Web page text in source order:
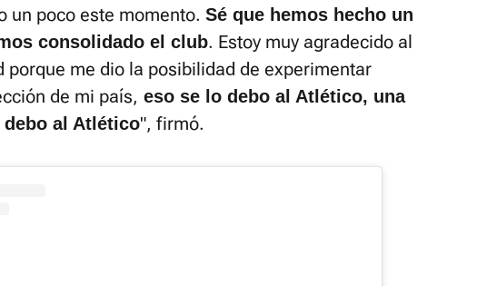
un poco este momento. Sé que hemos hecho un
consolidado el club. Estoy muy agradecido al
porque me dio la posibilidad de experimentar
de mi país, eso se lo debo al Atlético, una
al Atlético", firmó.